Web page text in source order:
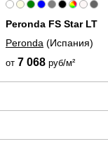
Peronda FS Star LT
Peronda (Испания)
от 7 068 руб/м²